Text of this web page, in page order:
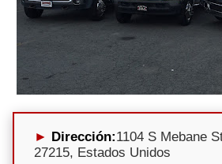
Dirección:1104 S Mebane
27215, Estados Unidos